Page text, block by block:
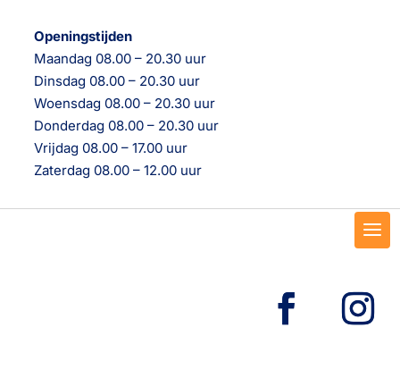
Openingstijden
Maandag 08.00 – 20.30 uur
Dinsdag 08.00 – 20.30 uur
Woensdag 08.00 – 20.30 uur
Donderdag 08.00 – 20.30 uur
Vrijdag 08.00 – 17.00 uur
Zaterdag 08.00 – 12.00 uur